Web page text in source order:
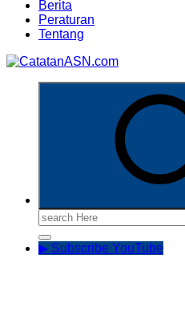
Berita
Peraturan
Tentang
Search
for:
▶ Subscribe YouTube